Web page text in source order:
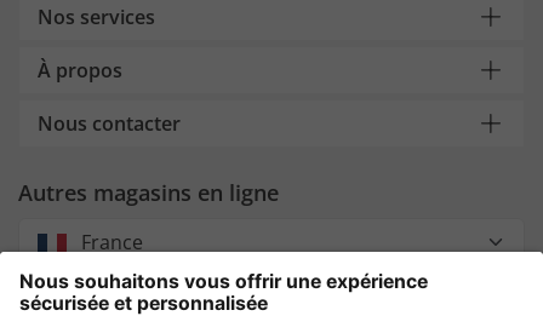
Nos services
À propos
Nous contacter
Autres magasins en ligne
France